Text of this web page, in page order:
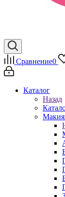
Сравнение0
Каталог
Назад